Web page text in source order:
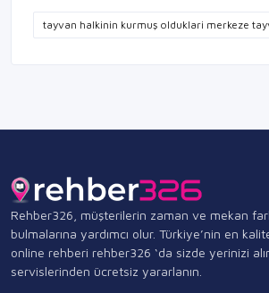
tayvan halkinin kurmuş olduklari merkeze
Rehber326, müşterilerin zaman ve mekan
bulmalarına yardımcı olur. Türkiye’nin en
online rehberi rehber326 ‘da sizde yerinizi
servislerinden ücretsiz yararlanın.